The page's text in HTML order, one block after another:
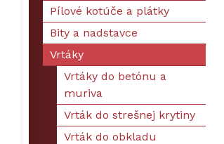
Pílové kotúče a plátky
Bity a nadstavce
Vrtáky
Vrtáky do betónu a
muriva
Vrták do strešnej krytiny
Vrták do obkladu